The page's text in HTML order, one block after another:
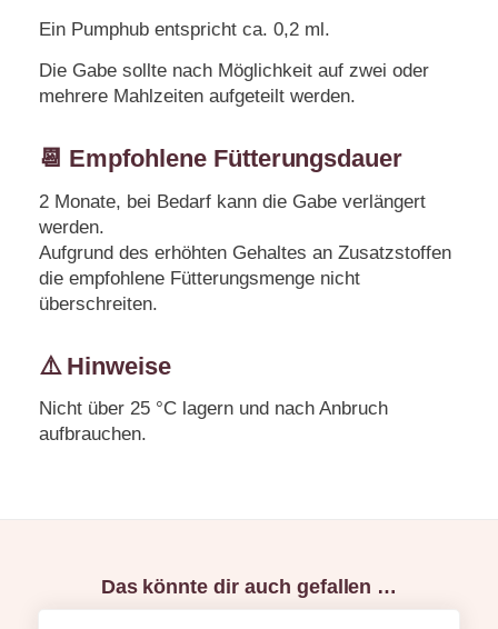
Ein Pumphub entspricht ca. 0,2 ml.
Die Gabe sollte nach Möglichkeit auf zwei oder
mehrere Mahlzeiten aufgeteilt werden.
📆 Empfohlene Fütterungsdauer
2 Monate, bei Bedarf kann die Gabe verlängert
werden.
Aufgrund des erhöhten Gehaltes an Zusatzstoffen
die empfohlene Fütterungsmenge nicht
überschreiten.
⚠️ Hinweise
Nicht über 25 °C lagern und nach Anbruch
aufbrauchen.
Das könnte dir auch gefallen …